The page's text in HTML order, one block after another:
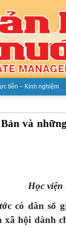
tiễn – Kinh nghiệm
và
Học
có dân số
xã hội dành